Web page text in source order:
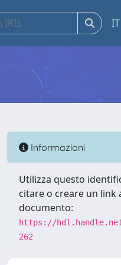
IT
Informazioni
Utilizza questo
citare o creare un link
documento:
https://
262